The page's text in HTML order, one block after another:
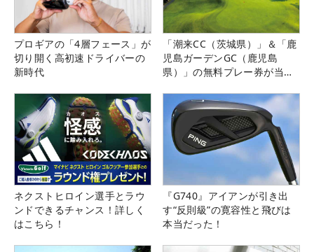
プロギアの「4層フェース」が
切り開く高初速ドライバーの
新時代
「潮来CC（茨城県）」＆「鹿
児島ガーデンGC（鹿児島
県）」の無料プレー券が当た
ネクストヒロイン選手とラウ
ンドできるチャンス！詳しく
はこちら！
『G740』アイアンが引き出
す“反則級”の寛容性と飛びは
本当だった！